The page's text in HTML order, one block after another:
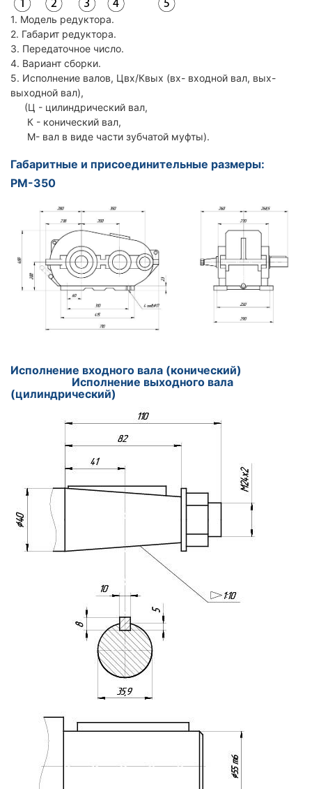
1. Модель редуктора.
2. Габарит редуктора.
3. Передаточное число.
4. Вариант сборки.
5. Исполнение валов, Цвх/Квых (вх- входной вал, вых-
выходной вал),
(Ц - цилиндрический вал,
К - конический вал,
М- вал в виде части зубчатой муфты).
Габаритные и присоединительные размеры:
РМ-350
Исполнение входного вала (конический)
Исполнение выходного вала
(цилиндрический)